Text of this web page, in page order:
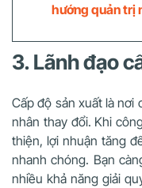
hướng quản trị
3. Lãnh đạo
Cấp độ sản xuất là nơi
nhân thay đổi. Khi
thiện, lợi nhuận tăng
nhanh chóng. Bạn
nhiều khả năng giải